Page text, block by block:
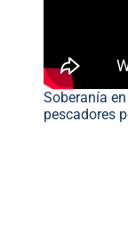
Soberanía
pescadores